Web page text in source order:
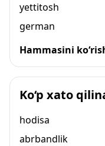
yettitosh
german
Hammasini
Ko‘p xato
hodisa
abrbandlik